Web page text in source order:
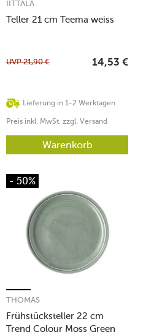
Teller 21 cm Teema weiss
IITTALA
Lieferung in 1-2 Werktagen
UVP21,90 € 14,53 €
Preis inkl. MwSt. zzgl. Versand
Warenkorb
- 50%
Frühstücksteller 22 cm
Trend Colour Moss Green
THOMAS